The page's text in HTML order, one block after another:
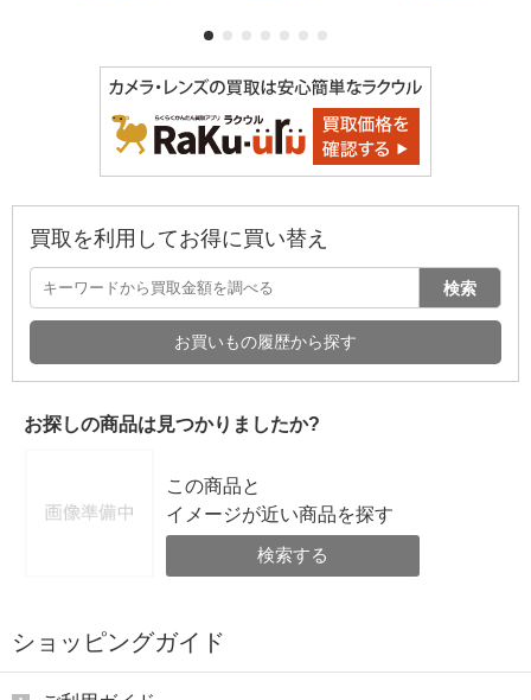
買取を利用してお得に買い替え
検索
お買いもの履歴から探す
お探しの商品は見つかりましたか?
この商品と
イメージが近い商品を探す
検索する
ショッピングガイド